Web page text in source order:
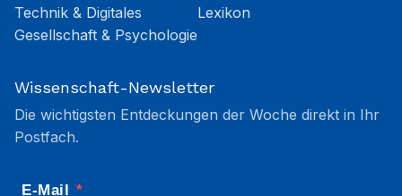
Technik & Digitales
Gesellschaft & Psychologie
Lexikon
Wissenschaft-Newsletter
Die wichtigsten Entdeckungen der Woche direkt in Ihr
Postfach.